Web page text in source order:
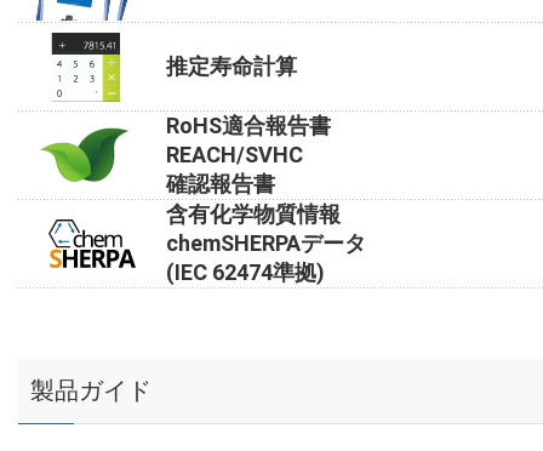
推定寿命計算
RoHS適合報告書
REACH/SVHC
確認報告書
含有化学物質情報
chemSHERPAデータ
(IEC 62474準拠)
製品ガイド